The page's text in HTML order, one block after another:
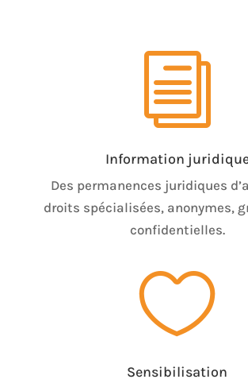
i
Information
Des permanences juridiques
droits spécialisées, anonymes,
confidentielles.

Sensibilisation